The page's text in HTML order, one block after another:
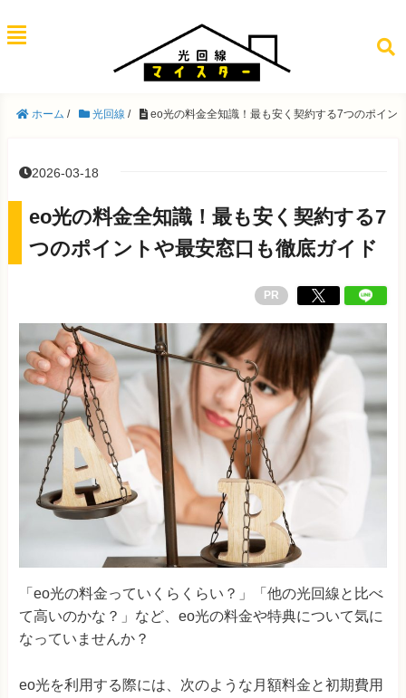
ホーム / 光回線 / eo光の料金全知識！最も安く契約する7つのポイン
2026-03-18
eo光の料金全知識！最も安く契約する7
つのポイントや最安窓口も徹底ガイド
PR
「eo光の料金っていくらくらい？」「他の光回線と比べ
て高いのかな？」など、eo光の料金や特典について気に
なっていませんか？
eo光を利用する際には、次のような月額料金と初期費用